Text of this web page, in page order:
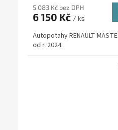
5 083 Kč bez DPH
6 150 Kč / ks
Autopotahy RENAULT
od r. 2024.